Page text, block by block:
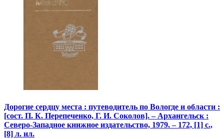
Дорогие сердцу места : путеводитель по Вологде и области :
[сост. П. К. Перепеченко, Г. И. Соколов]. – Архангельск :
Северо-Западное книжное издательство, 1979. – 172, [1] с.,
[8] л. ил.